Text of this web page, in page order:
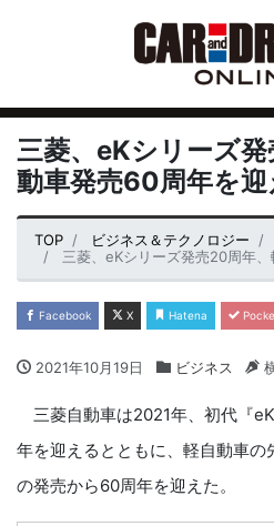
三菱、eKシリーズ
動車発売60周年を迎
TOP ビジネス＆テクノロジー
三菱、eKシリーズ発売20周年
Facebook X Hatena
2021年10月19日 ビジネス
三菱自動車は2021年、初代『
年を迎えるとともに、軽自動車の
の発売から60周年を迎えた。